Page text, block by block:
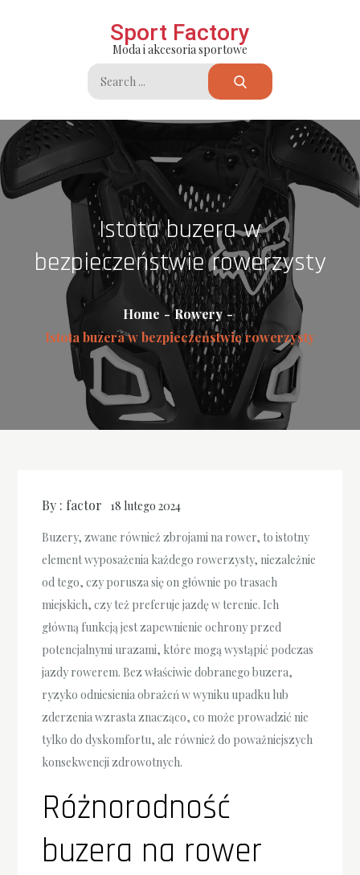
Sport Factory
Moda i akcesoria sportowe
Search
for:
Istota buzera w
bezpieczeństwie rowerzysty
Home
Rowery
Istota buzera w bezpieczeństwie rowerzysty
By : factor 18 lutego 2024
Buzery, zwane również zbrojami na rower, to istotny
element wyposażenia każdego rowerzysty, niezależnie
od tego, czy porusza się on głównie po trasach
miejskich, czy też preferuje jazdę w terenie. Ich
główną funkcją jest zapewnienie ochrony przed
potencjalnymi urazami, które mogą wystąpić podczas
jazdy rowerem. Bez właściwie dobranego buzera,
ryzyko odniesienia obrażeń w wyniku upadku lub
zderzenia wzrasta znacząco, co może prowadzić nie
tylko do dyskomfortu, ale również do poważniejszych
konsekwencji zdrowotnych.
Różnorodność
buzera na rower